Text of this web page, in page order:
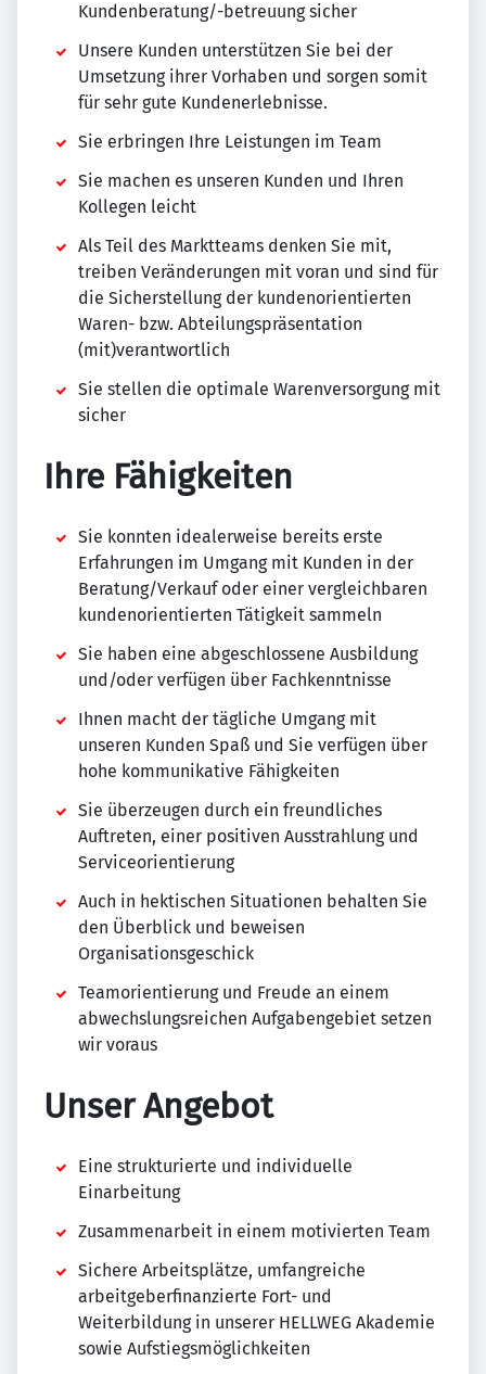
Kundenberatung/-betreuung sicher
Unsere Kunden unterstützen Sie bei der
Umsetzung ihrer Vorhaben und sorgen somit
für sehr gute Kundenerlebnisse.
Sie erbringen Ihre Leistungen im Team
Sie machen es unseren Kunden und Ihren
Kollegen leicht
Als Teil des Marktteams denken Sie mit,
treiben Veränderungen mit voran und sind für
die Sicherstellung der kundenorientierten
Waren- bzw. Abteilungspräsentation
(mit)verantwortlich
Sie stellen die optimale Warenversorgung mit
sicher
Ihre Fähigkeiten
Sie konnten idealerweise bereits erste
Erfahrungen im Umgang mit Kunden in der
Beratung/Verkauf oder einer vergleichbaren
kundenorientierten Tätigkeit sammeln
Sie haben eine abgeschlossene Ausbildung
und/oder verfügen über Fachkenntnisse
Ihnen macht der tägliche Umgang mit
unseren Kunden Spaß und Sie verfügen über
hohe kommunikative Fähigkeiten
Sie überzeugen durch ein freundliches
Auftreten, einer positiven Ausstrahlung und
Serviceorientierung
Auch in hektischen Situationen behalten Sie
den Überblick und beweisen
Organisationsgeschick
Teamorientierung und Freude an einem
abwechslungsreichen Aufgabengebiet setzen
wir voraus
Unser Angebot
Eine strukturierte und individuelle
Einarbeitung
Zusammenarbeit in einem motivierten Team
Sichere Arbeitsplätze, umfangreiche
arbeitgeberfinanzierte Fort- und
Weiterbildung in unserer HELLWEG Akademie
sowie Aufstiegsmöglichkeiten